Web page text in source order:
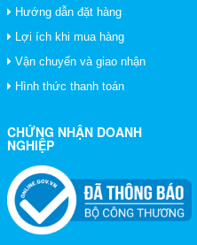
Hướng dẫn đặt hàng
Lợi ích khi mua hàng
Vận chuyển và giao nhận
Hình thức thanh toán
CHỨNG NHẬN DOANH
NGHIỆP